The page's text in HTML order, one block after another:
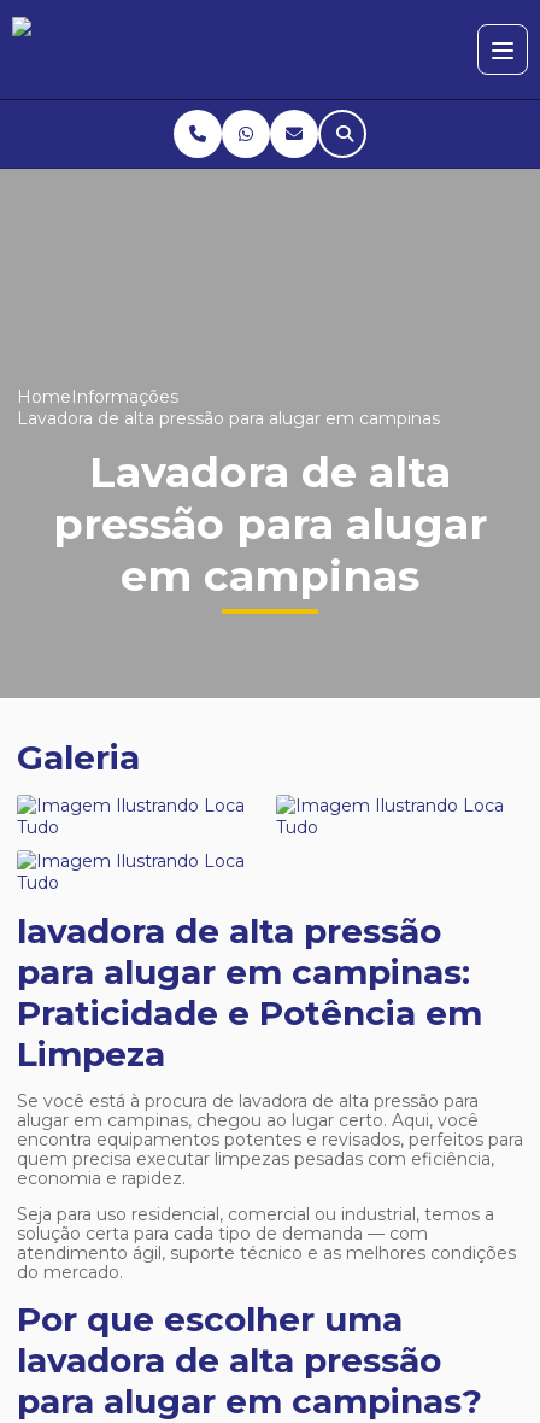
HomeInformações
Lavadora de alta pressão para alugar em campinas
Lavadora de alta
pressão para alugar
em campinas
Galeria
lavadora de alta pressão
para alugar em campinas:
Praticidade e Potência em
Limpeza
Se você está à procura de lavadora de alta pressão para
alugar em campinas, chegou ao lugar certo. Aqui, você
encontra equipamentos potentes e revisados, perfeitos para
quem precisa executar limpezas pesadas com eficiência,
economia e rapidez.
Seja para uso residencial, comercial ou industrial, temos a
solução certa para cada tipo de demanda — com
atendimento ágil, suporte técnico e as melhores condições
do mercado.
Por que escolher uma
lavadora de alta pressão
para alugar em campinas?